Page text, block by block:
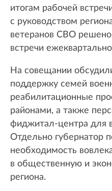
итогам рабочей
с руководством
ветеранов СВО решено
встречи
На совещании
поддержку семей
реабилитационные
районами, а также
фиджитал-центра для
Отдельно губернатор
необходимость
в общественную и
региона.